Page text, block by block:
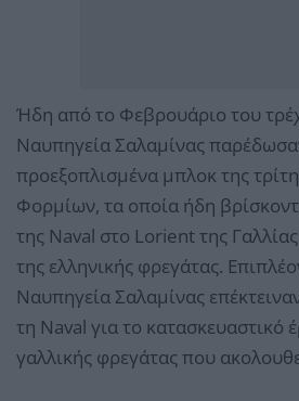
Ήδη από το Φεβρουάριο του
Ναυπηγεία Σαλαμίνας
προεξοπλισμένα μπλοκ της
Φορμίων, τα οποία ήδη
της Naval στο Lorient της
της ελληνικής φρεγάτας.
Ναυπηγεία Σαλαμίνας
τη Naval για το κατασκευαστικό
γαλλικής φρεγάτας που